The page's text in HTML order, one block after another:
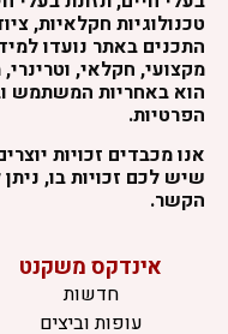
טכנולוגיות חקלאיות,
התכנים באתר נועדו
מקצועי, חקלאי,
הוא באחריות המשתמש
הפרטיות.
אנו מכבדים זכויות
שיש לכם זכויות בו,
הקשר.
אינדקס משקנט
חדשות
עופות וביצים